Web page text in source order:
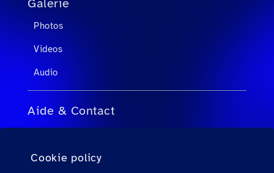
Cookie policy
Galerie
Photos
Videos
Audio
Aide & Contact
FAQ pour passagers privés